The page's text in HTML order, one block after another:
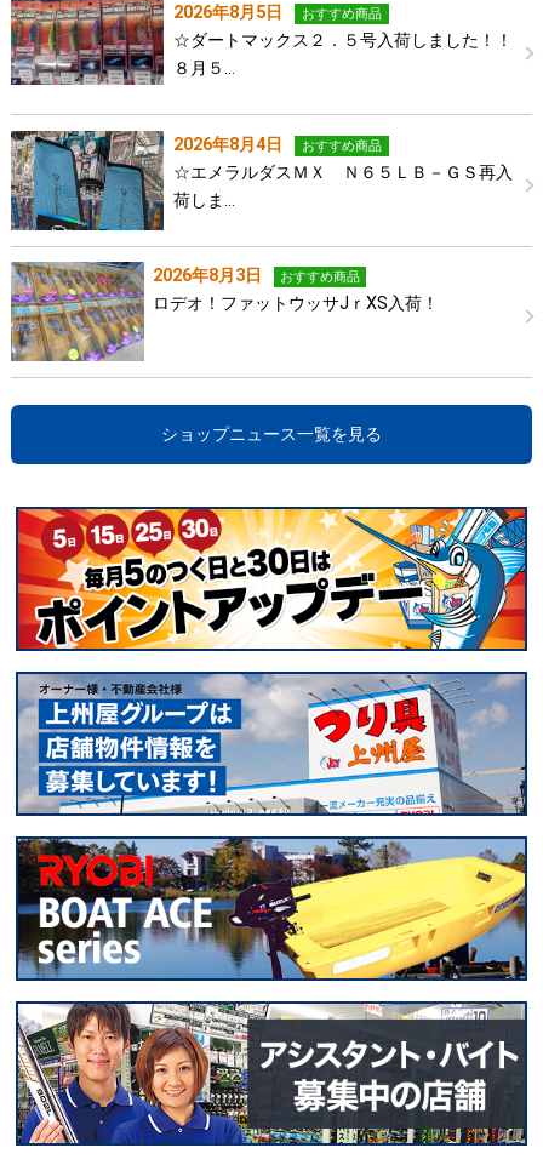
2026年8月5日 おすすめ商品
☆ダートマックス２．５号入荷しました！！
８月５…
2026年8月4日 おすすめ商品
☆エメラルダスＭＸ Ｎ６５ＬＢ－ＧＳ再入
荷しま…
2026年8月3日 おすすめ商品
ロデオ！ファットウッサJｒXS入荷！
ショップニュース一覧を見る